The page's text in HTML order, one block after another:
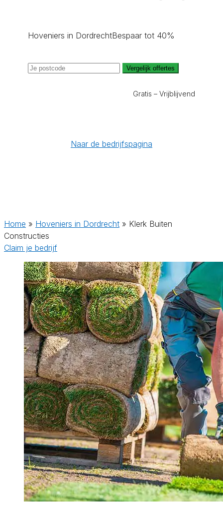
Hoveniers in DordrechtBespaar tot 40%
Vergelijk offertes
Gratis – Vrijblijvend
Naar de bedrijfspagina
Home » Hoveniers in Dordrecht » Klerk Buiten
Constructies
Claim je bedrijf